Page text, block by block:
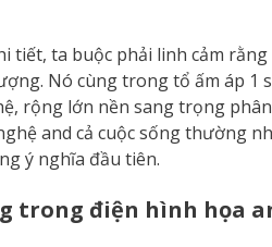
tiết, ta buộc phải linh cảm rằng
Nó cùng trong tổ ấm áp 1
rộng lớn nền sang trọng
and cả cuộc sống thường
ý nghĩa đầu tiên.
trong điện hình họa